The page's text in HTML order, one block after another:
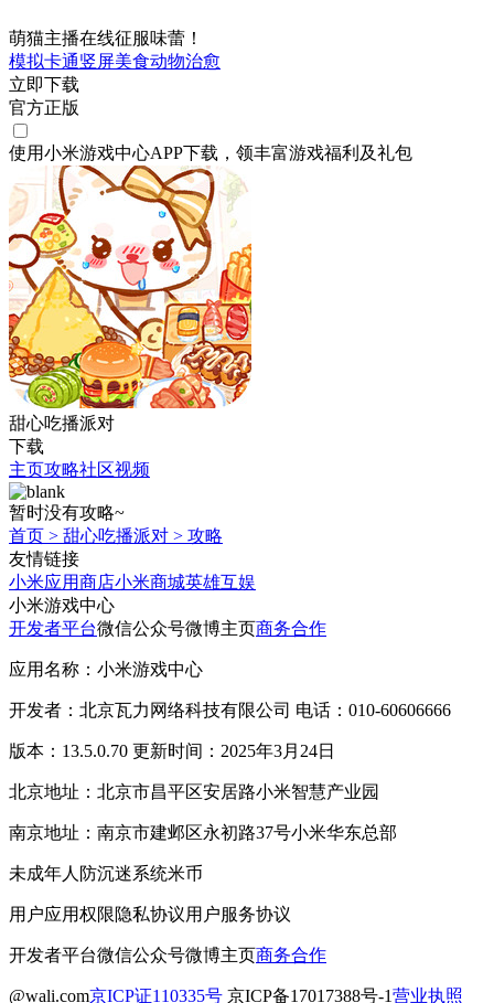
萌猫主播在线征服味蕾！
模拟卡通竖屏美食动物治愈
立即下载
官方正版
使用小米游戏中心APP下载 ，领丰富游戏福利 及礼包
甜心吃播派对
下载
主页攻略社区视频
暂时没有攻略~
首页 > 甜心吃播派对 > 攻略
友情链接
小米应用商店小米商城英雄互娱
小米游戏中心
开发者平台微信公众号微博主页商务合作
应用名称：小米游戏中心
开发者：北京瓦力网络科技有限公司 电话：010-60606666
版本：13.5.0.70 更新时间：2025年3月24日
北京地址：北京市昌平区安居路小米智慧产业园
南京地址：南京市建邺区永初路37号小米华东总部
未成年人防沉迷系统米币
用户应用权限隐私协议用户服务协议
开发者平台微信公众号微博主页商务合作
@wali.com京ICP证110335号 京ICP备17017388号-1营业执照